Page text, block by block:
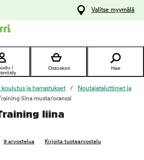
Valitse myymälä
/
Ostoskori Hae
koulutus ja harrastukset
Noutajataluttimet ja
liina musta/oranssi
liina
9 arvostelua Kirjoita tuotearvostelu